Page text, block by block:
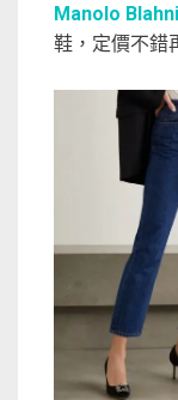
Manolo
鞋，定價不錯